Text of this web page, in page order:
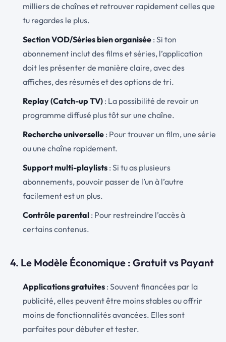
milliers de chaînes et retrouver rapidement celles que
tu regardes le plus.
Section VOD/Séries bien organisée : Si ton
abonnement inclut des films et séries, l’application
doit les présenter de manière claire, avec des
affiches, des résumés et des options de tri.
Replay (Catch-up TV) : La possibilité de revoir un
programme diffusé plus tôt sur une chaîne.
Recherche universelle : Pour trouver un film, une série
ou une chaîne rapidement.
Support multi-playlists : Si tu as plusieurs
abonnements, pouvoir passer de l’un à l’autre
facilement est un plus.
Contrôle parental : Pour restreindre l’accès à
certains contenus.
4. Le Modèle Économique : Gratuit vs Payant
Applications gratuites : Souvent financées par la
publicité, elles peuvent être moins stables ou offrir
moins de fonctionnalités avancées. Elles sont
parfaites pour débuter et tester.